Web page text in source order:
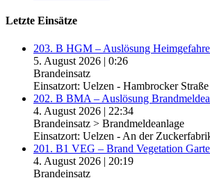
Letzte Einsätze
203. B HGM – Auslösung
5. August 2026 | 0:26
Brandeinsatz
Einsatzort: Uelzen - Hambrocker Straße
202. B BMA – Auslösung
4. August 2026 | 22:34
Brandeinsatz > Brandmeldeanlage
Einsatzort: Uelzen - An der
201. B1 VEG – Brand Vegetation
4. August 2026 | 20:19
Brandeinsatz